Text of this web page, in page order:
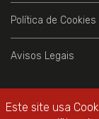
Este site usa
Política de Cookies
Avisos Legais